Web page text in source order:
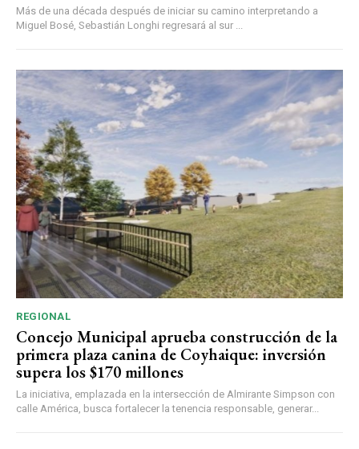
Más de una década después de iniciar su camino interpretando a
Miguel Bosé, Sebastián Longhi regresará al sur ...
REGIONAL
Concejo Municipal aprueba construcción de la
primera plaza canina de Coyhaique: inversión
supera los $170 millones
La iniciativa, emplazada en la intersección de Almirante Simpson con
calle América, busca fortalecer la tenencia responsable, generar...